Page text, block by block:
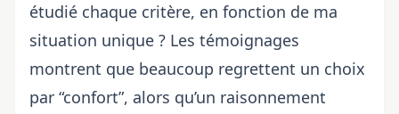
étudié chaque critère, en fonction de ma
situation unique ? Les témoignages
montrent que beaucoup regrettent un choix
par “confort”, alors qu’un raisonnement